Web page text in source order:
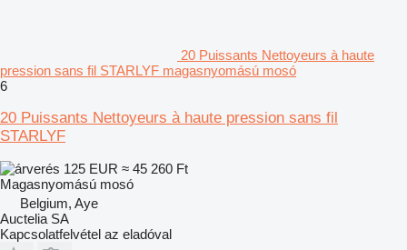
20 Puissants Nettoyeurs à haute
pression sans fil STARLYF magasnyomású mosó
6
20 Puissants Nettoyeurs à haute pression sans fil
STARLYF
125 EUR ≈ 45 260 Ft
Magasnyomású mosó
Belgium, Aye
Auctelia SA
Kapcsolatfelvétel az eladóval